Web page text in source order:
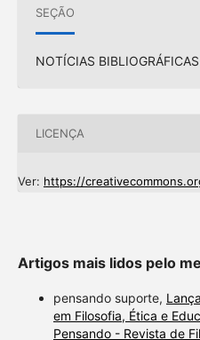
SEÇÃO
NOTÍCIAS
LICENÇA
Ver: https://
Artigos mais lidos pelo
pensando suporte,
em Filosofia, Ética e
Pensando - Revista de